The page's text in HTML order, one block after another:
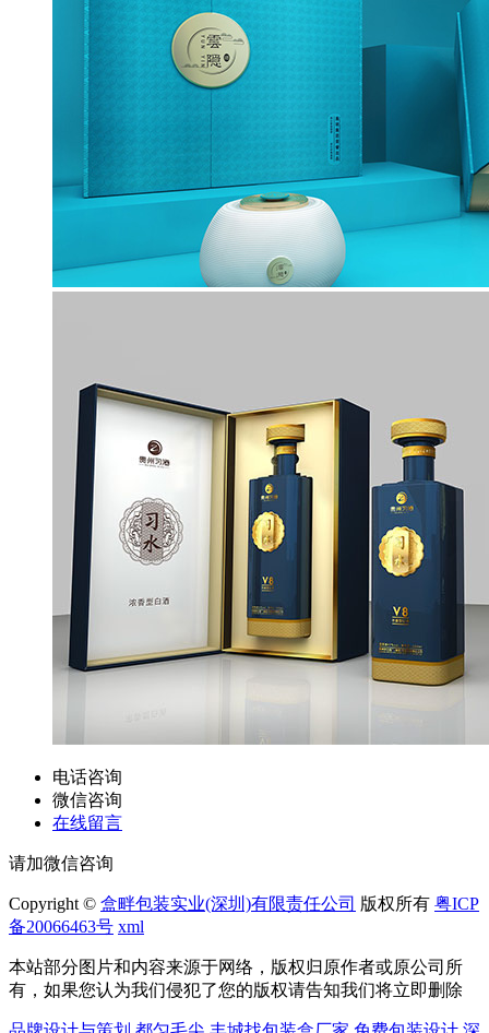
电话咨询
微信咨询
在线留言
请加微信咨询
Copyright © 盒畔包装实业(深圳)有限责任公司 版权所有 粤ICP
备20066463号 xml
本站部分图片和内容来源于网络，版权归原作者或原公司所
有，如果您认为我们侵犯了您的版权请告知我们将立即删除